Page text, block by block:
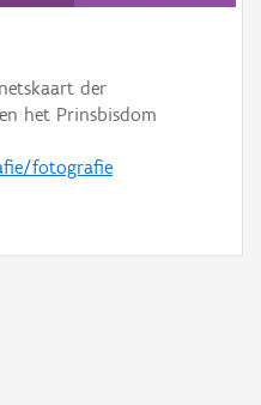
der
het Prinsbisdom
fotografie